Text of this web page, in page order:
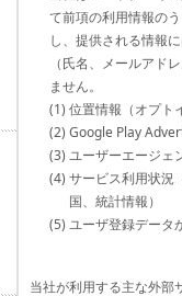
て前項の利用情報の
し、提供される情報
（氏名、メールアド
ません。
(1) 位置情報（オプト
(2) Google Play
(3) ユーザーエージェ
(4) サービス利用状況
国、統計情報）
(5) ユーザ登録データ
当社が利用する主な外部